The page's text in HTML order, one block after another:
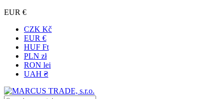
EUR €
CZK Kč
EUR €
HUF Ft
PLN zł
RON lei
UAH ₴